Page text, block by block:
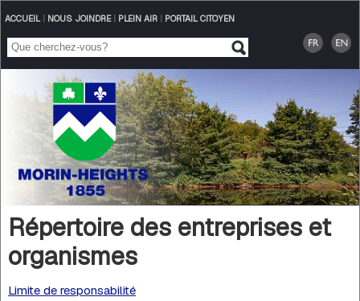
ACCUEIL| NOUS JOINDRE| PLEIN AIR| PORTAIL CITOYEN
Répertoire des entreprises et
organismes
Limite de responsabilité